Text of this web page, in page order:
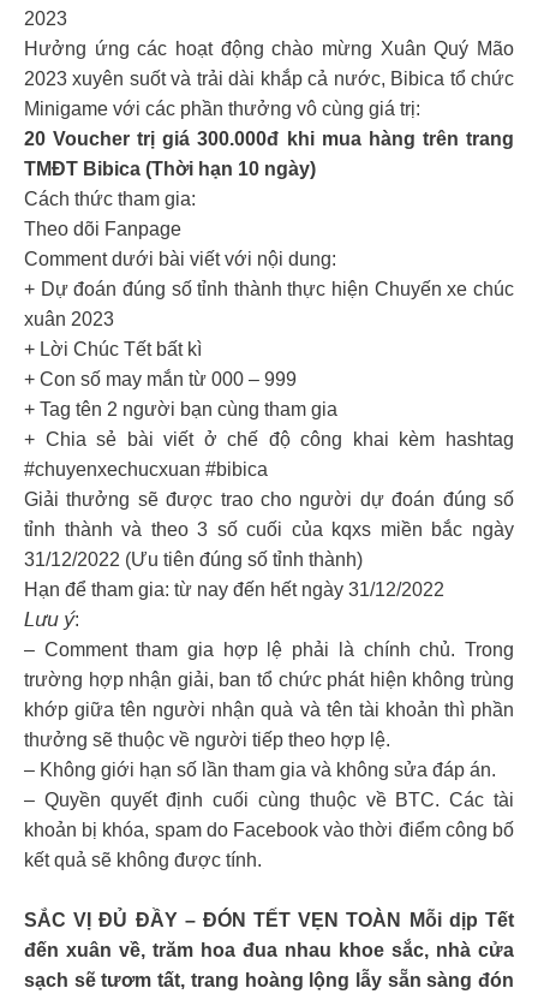
2023
Hưởng ứng các hoạt động chào mừng Xuân Quý Mão
2023 xuyên suốt và trải dài khắp cả nước, Bibica tổ chức
Minigame với các phần thưởng vô cùng giá trị:
20 Voucher trị giá 300.000đ khi mua hàng trên trang
TMĐT Bibica (Thời hạn 10 ngày)
Cách thức tham gia:
Theo dõi Fanpage
Comment dưới bài viết với nội dung:
+ Dự đoán đúng số tỉnh thành thực hiện Chuyến xe chúc
xuân 2023
+ Lời Chúc Tết bất kì
+ Con số may mắn từ 000 – 999
+ Tag tên 2 người bạn cùng tham gia
+ Chia sẻ bài viết ở chế độ công khai kèm hashtag
#chuyenxechucxuan #bibica
Giải thưởng sẽ được trao cho người dự đoán đúng số
tỉnh thành và theo 3 số cuối của kqxs miền bắc ngày
31/12/2022 (Ưu tiên đúng số tỉnh thành)
Hạn để tham gia: từ nay đến hết ngày 31/12/2022
𝘓𝘶̛𝘶 𝘺́:
– Comment tham gia hợp lệ phải là chính chủ. Trong
trường hợp nhận giải, ban tổ chức phát hiện không trùng
khớp giữa tên người nhận quà và tên tài khoản thì phần
thưởng sẽ thuộc về người tiếp theo hợp lệ.
– Không giới hạn số lần tham gia và không sửa đáp án.
– Quyền quyết định cuối cùng thuộc về BTC. Các tài
khoản bị khóa, spam do Facebook vào thời điểm công bố
kết quả sẽ không được tính.
SẮC VỊ ĐỦ ĐẦY – ĐÓN TẾT VẸN TOÀN Mỗi dịp Tết
đến xuân về, trăm hoa đua nhau khoe sắc, nhà cửa
sạch sẽ tươm tất, trang hoàng lộng lẫy sẵn sàng đón